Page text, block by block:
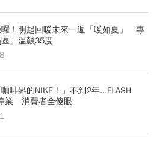
囉！明起回暖未來一週「暖如夏」 專
區」溫飆35度
啡界的NIKE！」不到2年...FLASH
業 消費者全傻眼